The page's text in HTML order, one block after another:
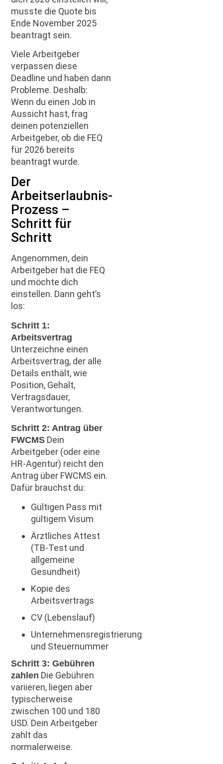
musste die Quote bis
Ende November 2025
beantragt sein.
Viele Arbeitgeber
verpassen diese
Deadline und haben dann
Probleme. Deshalb:
Wenn du einen Job in
Aussicht hast, frag
deinen potenziellen
Arbeitgeber, ob die FEQ
für 2026 bereits
beantragt wurde.
Der
Arbeitserlaubnis-
Prozess –
Schritt für
Schritt
Angenommen, dein
Arbeitgeber hat die FEQ
und möchte dich
einstellen. Dann geht’s
los:
Schritt 1:
Arbeitsvertrag
Unterzeichne einen
Arbeitsvertrag, der alle
Details enthält, wie
Position, Gehalt,
Vertragsdauer,
Verantwortungen.
Schritt 2: Antrag über
FWCMS Dein
Arbeitgeber (oder eine
HR-Agentur) reicht den
Antrag über FWCMS ein.
Dafür brauchst du:
Gültigen Pass mit
gültigem Visum
Ärztliches Attest
(TB-Test und
allgemeine
Gesundheit)
Kopie des
Arbeitsvertrags
CV (Lebenslauf)
Unternehmensregistrierung
und Steuernummer
Schritt 3: Gebühren
zahlen Die Gebühren
variieren, liegen aber
typischerweise
zwischen 100 und 180
USD. Dein Arbeitgeber
zahlt das
normalerweise.